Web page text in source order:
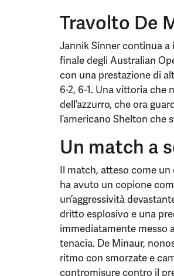
Travolto De
Jannik Sinner continua a
finale degli Australian
con una prestazione di
6-2, 6-1. Una vittoria che
dell’azzurro, che ora
l’americano Shelton
Un match a
Il match, atteso come
ha avuto un copione
un’aggressività
dritto esplosivo e una
immediatamente messo
tenacia. De Minaur,
ritmo con smorzate e
contromisure contro il